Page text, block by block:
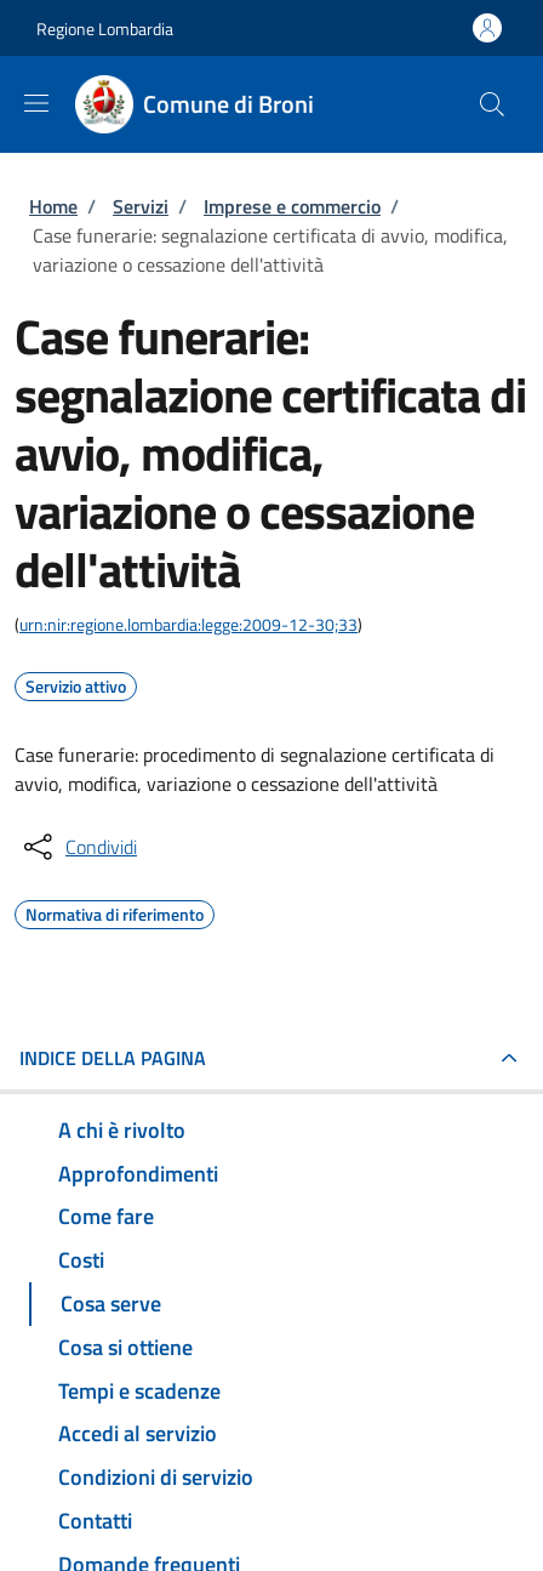
Regione Lombardia
Comune di Broni
Briciole di pane
Home / Servizi / Imprese e commercio /
Case funerarie: segnalazione certificata di avvio, modifica,
variazione o cessazione dell'attività
Case funerarie:
segnalazione certificata di
avvio, modifica,
variazione o cessazione
dell'attività
(urn:nir:regione.lombardia:legge:2009-12-30;33)
Servizio attivo
Case funerarie: procedimento di segnalazione certificata di
avvio, modifica, variazione o cessazione dell'attività
Condividi
Normativa di riferimento
INDICE DELLA PAGINA
A chi è rivolto
Approfondimenti
Come fare
Costi
Cosa serve
Cosa si ottiene
Tempi e scadenze
Accedi al servizio
Condizioni di servizio
Contatti
Domande frequenti